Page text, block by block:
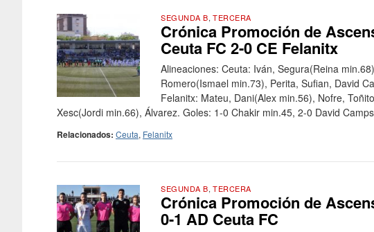
SEGUNDA B, TERCERA
Crónica Promoción de
Ceuta FC 2-0 CE Felanitx
Alineaciones: Ceuta: Iván, Segura(Reina
Romero(Ismael min.73), Perita, Sufian, David
Felanitx: Mateu, Dani(Alex min.56), Nofre,
Xesc(Jordi min.66), Álvarez. Goles: 1-0 Chakir min.45, 2-0 David
Relacionados: Ceuta, Felanitx
SEGUNDA B, TERCERA
Crónica Promoción de
0-1 AD Ceuta FC